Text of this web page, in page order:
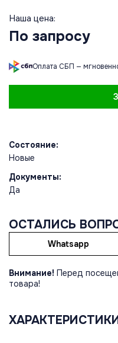
Наша цена:
По запросу
Оплата СБП —
Состояние:
Новые
Документы:
Да
ОСТАЛИСЬ
Whatsapp
Внимание! Перед
товара!